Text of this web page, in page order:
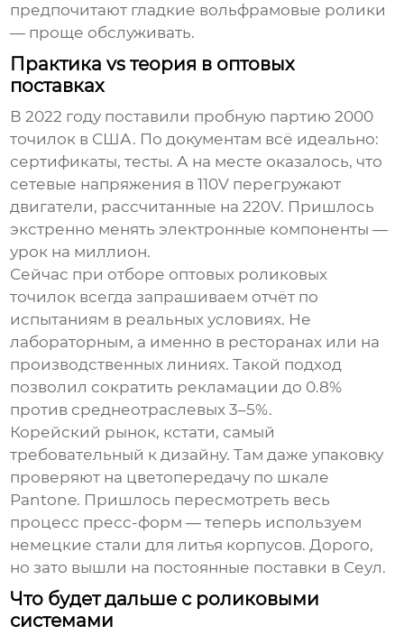
предпочитают гладкие вольфрамовые ролики
— проще обслуживать.
Практика vs теория в оптовых
поставках
В 2022 году поставили пробную партию 2000
точилок в США. По документам всё идеально:
сертификаты, тесты. А на месте оказалось, что
сетевые напряжения в 110V перегружают
двигатели, рассчитанные на 220V. Пришлось
экстренно менять электронные компоненты —
урок на миллион.
Сейчас при отборе оптовых роликовых
точилок всегда запрашиваем отчёт по
испытаниям в реальных условиях. Не
лабораторным, а именно в ресторанах или на
производственных линиях. Такой подход
позволил сократить рекламации до 0.8%
против среднеотраслевых 3–5%.
Корейский рынок, кстати, самый
требовательный к дизайну. Там даже упаковку
проверяют на цветопередачу по шкале
Pantone. Пришлось пересмотреть весь
процесс пресс-форм — теперь используем
немецкие стали для литья корпусов. Дорого,
но зато вышли на постоянные поставки в Сеул.
Что будет дальше с роликовыми
системами